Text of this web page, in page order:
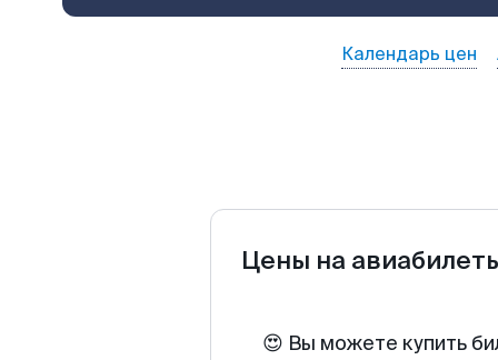
Календарь цен
Цены на
😍 Вы можете купить